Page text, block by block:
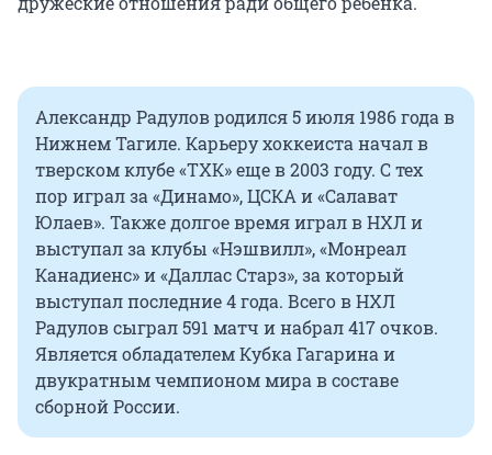
Александр Радулов родился 5 июля 1986 года в
Нижнем Тагиле. Карьеру хоккеиста начал в
тверском клубе «ТХК» еще в 2003 году. С тех
пор играл за «Динамо», ЦСКА и «Салават
Юлаев». Также долгое время играл в НХЛ и
выступал за клубы «Нэшвилл», «Монреал
Канадиенс» и «Даллас Старз», за который
выступал последние 4 года. Всего в НХЛ
Радулов сыграл 591 матч и набрал 417 очков.
Является обладателем Кубка Гагарина и
двукратным чемпионом мира в составе
сборной России.